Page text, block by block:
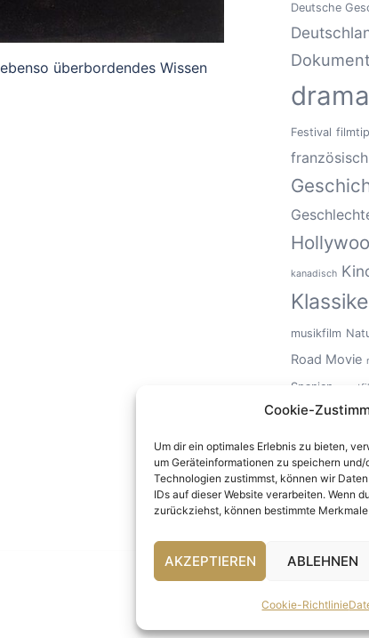
Cookie-
Um dir ein optimales Erlebnis zu bieten,
um Geräteinformationen zu speichern
Technologien zustimmst, können wir
IDs auf dieser Website verarbeiten. Wenn
zurückziehst, können bestimmte
AKZEPTIEREN ABLEHNEN
Cookie-Richtlinie
überbordendes Wissen
Deutsche
drama
Festival
französisch
kanadisch
musikfilm
Road Movie
Spanien
Ungeheuer